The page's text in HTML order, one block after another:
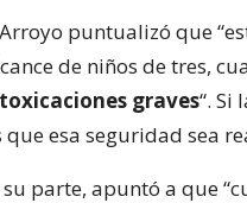
puntualizó que
de niños de tres,
graves“. Si
que esa seguridad sea
su parte, apuntó a que